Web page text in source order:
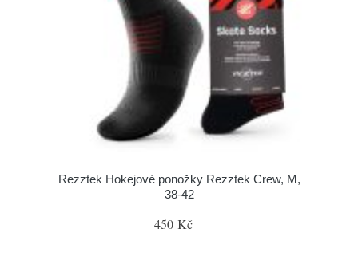
Rezztek Hokejové ponožky Rezztek Crew, M,
38-42
450 Kč